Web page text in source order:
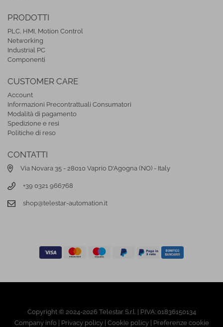
PRODOTTI
PLC, HMI, Motion Control
Networking
Industrial PC
Componenti
CUSTOMER CARE
Account
Informazioni Precontrattuali Consumatori
Modalità di pagamento
Spedizione e resi
Politiche di reso
CONTATTI
Via Novara 35 - 28010 Vaprio D'Agogna (NO) - Italy
+39 0321 966768
shop@telestar-automation.it
Copyright © 2024-2026 Telestar S.r.l. | P.IVA: 01836150134
Company info | Privacy policy| Cookie policy| Preferenze cookie